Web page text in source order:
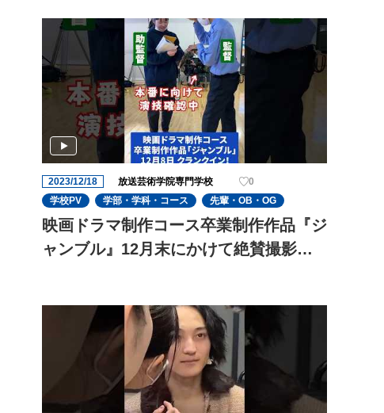
2023/12/18 放送芸術学院専門学校
0
学校PV
学部・学科・コース 先輩・OB・OG
映画ドラマ制作コース卒業制作作品『ジ
ャンブル』12月末にかけて絶賛撮影中